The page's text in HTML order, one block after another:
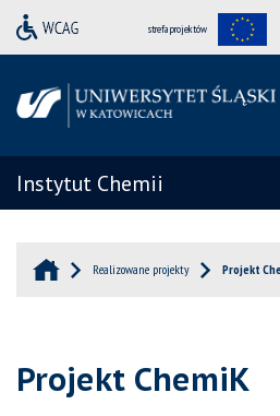
strefa projektów
Instytut Chemii
Realizowane projekty Projekt
Projekt ChemiK